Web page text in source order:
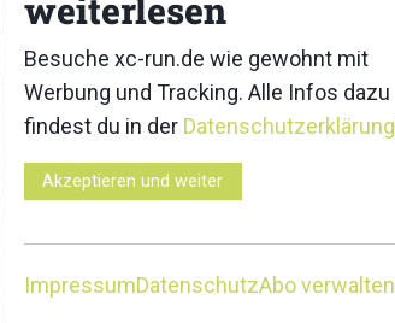
47
52
weiterlesen
Besuche xc-run.de wie gewohnt mit
Werbung und Tracking. Alle Infos dazu
findest du in der Datenschutzerklärung
Akzeptieren und weiter
ImpressumDatenschutzAbo verwalten